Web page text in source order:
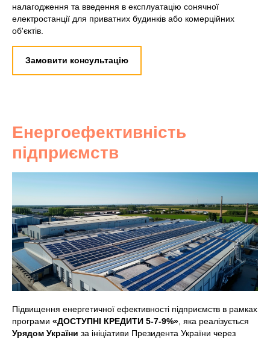
налагодження та введення в експлуатацію сонячної
електростанції для приватних будинків або комерційних
об'єктів.
Замовити консультацію
Енергоефективність
підприємств
Підвищення енергетичної ефективності підприємств в рамках
програми «ДОСТУПНІ КРЕДИТИ 5-7-9%» , яка реалізується
Урядом України за ініціативи Президента України через